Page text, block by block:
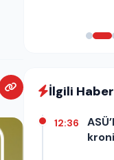
İlgili
12:36
kronik yaralar için